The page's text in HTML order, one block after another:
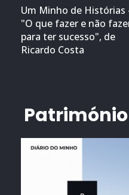
Um Minho de Histórias
"O que fazer e não
para ter sucesso", de
Ricardo Costa
Património